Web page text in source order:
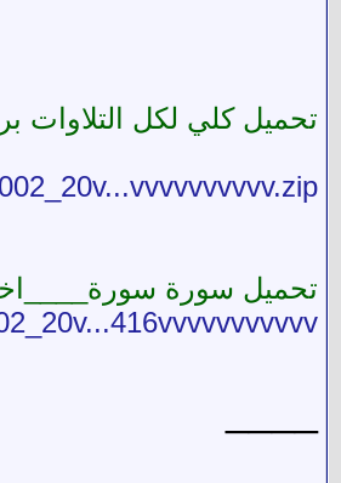
تحميل كلي لكل
تحميل سورة